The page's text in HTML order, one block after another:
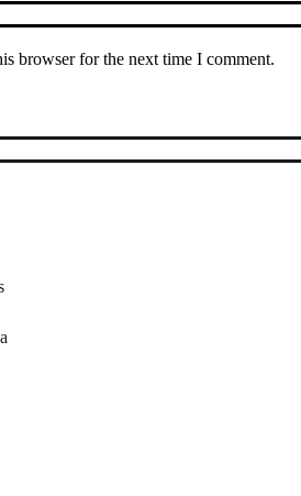
browser for the next time I comment.